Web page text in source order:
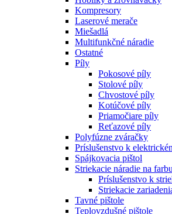
Kompresory
Laserové merače
Miešadlá
Multifunkčné náradie
Ostatné
Píly
Pokosové píly
Stolové píly
Chvostové píly
Kotúčové píly
Priamočiare píly
Reťazové píly
Polyfúzne zváračky
Príslušenstvo k
Spájkovacia pištol
Striekacie náradie na farbu
Príslušenstvo k
Striekacie
Tavné pištole
Teplovzdušné pištole